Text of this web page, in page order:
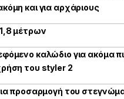
και για αρχάριους
μέτρων
καλώδιο για ακόμα
του styler 2
για προσαρμογή του